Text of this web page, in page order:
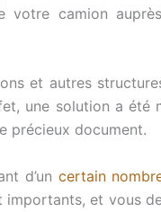
votre camion
et autres
une solution a été
précieux document.
d’un certain
importants, et vous